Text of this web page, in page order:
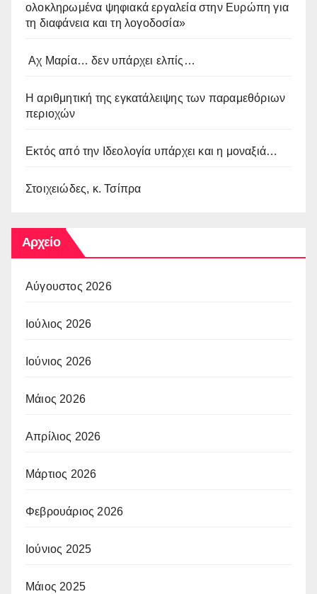
ολοκληρωμένα ψηφιακά εργαλεία στην Ευρώπη για
τη διαφάνεια και τη λογοδοσία»
Αχ Μαρία… δεν υπάρχει ελπίς…
Η αριθμητική της εγκατάλειψης των παραμεθόριων
περιοχών
Εκτός από την Ιδεολογία υπάρχει και η μοναξιά…
Στοιχειώδες, κ. Τσίπρα
Αρχείο
Αύγουστος 2026
Ιούλιος 2026
Ιούνιος 2026
Μάιος 2026
Απρίλιος 2026
Μάρτιος 2026
Φεβρουάριος 2026
Ιούνιος 2025
Μάιος 2025